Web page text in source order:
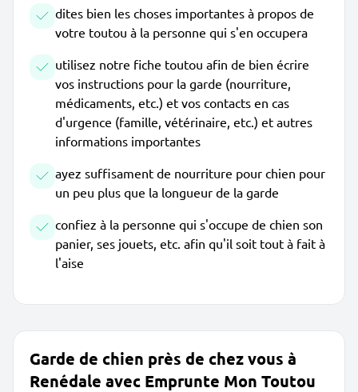
dites bien les choses importantes à propos de
votre toutou à la personne qui s'en occupera
utilisez notre fiche toutou afin de bien écrire
vos instructions pour la garde (nourriture,
médicaments, etc.) et vos contacts en cas
d'urgence (famille, vétérinaire, etc.) et autres
informations importantes
ayez suffisament de nourriture pour chien pour
un peu plus que la longueur de la garde
confiez à la personne qui s'occupe de chien son
panier, ses jouets, etc. afin qu'il soit tout à fait à
l'aise
Garde de chien près de chez vous à
Renédale avec Emprunte Mon Toutou